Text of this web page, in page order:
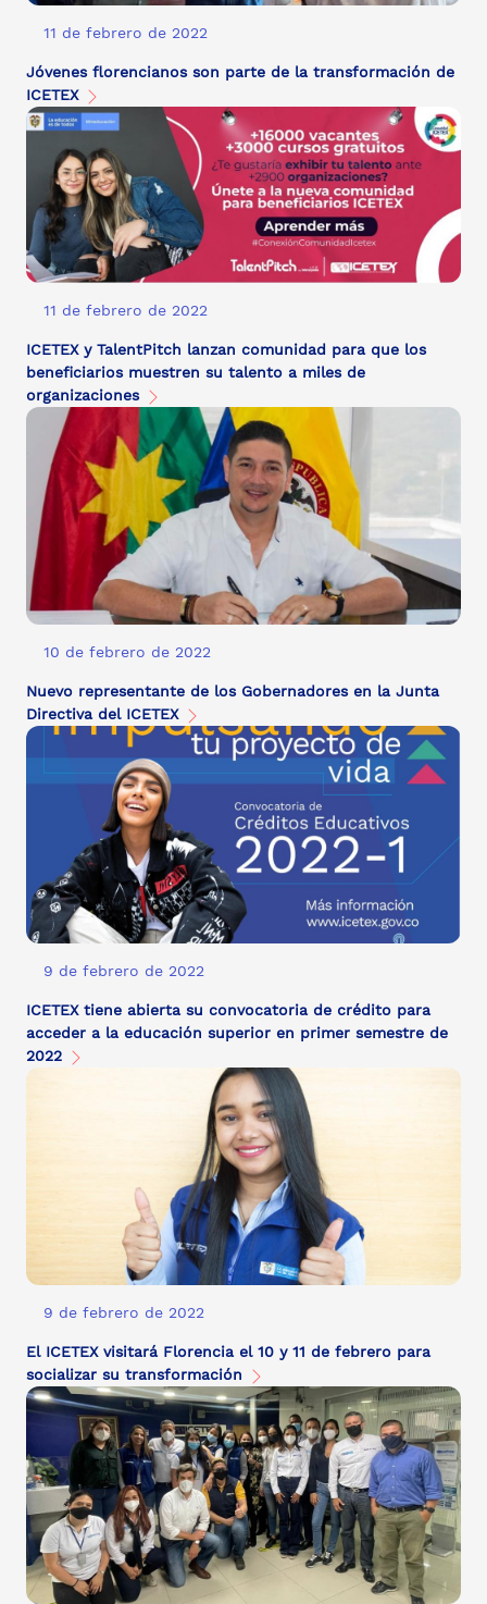
11 de febrero de 2022
Jóvenes florencianos son parte de la transformación de
ICETEX
11 de febrero de 2022
ICETEX y TalentPitch lanzan comunidad para que los
beneficiarios muestren su talento a miles de
organizaciones
10 de febrero de 2022
Nuevo representante de los Gobernadores en la Junta
Directiva del ICETEX
9 de febrero de 2022
ICETEX tiene abierta su convocatoria de crédito para
acceder a la educación superior en primer semestre de
2022
9 de febrero de 2022
El ICETEX visitará Florencia el 10 y 11 de febrero para
socializar su transformación